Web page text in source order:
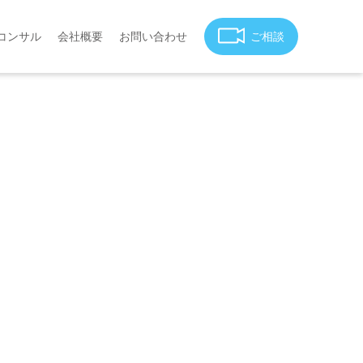
ンサル 会社概要 お問い合わせ ご相談